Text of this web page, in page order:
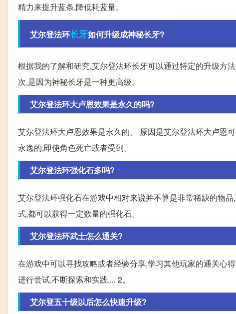
精力来提升蓝条,降低耗蓝量。
艾尔登法环长牙如何升级成神秘长牙?
根据我的了解和研究,艾尔登法环长牙可以通过特定的升级方
次,是因为神秘长牙是一种更高级。
艾尔登法环大卢恩效果是永久的吗?
艾尔登法环大卢恩效果是永久的。 原因是艾尔登法环大卢恩
永逸的,即使角色死亡或者受到。
艾尔登法环强化石多吗?
艾尔登法环强化石在游戏中相对来说并不算是非常稀缺的物
式,都可以获得一定数量的强化石。
艾尔登法环武士怎么通关?
在游戏中可以寻找攻略或者经验分享,学习其他玩家的通关心
进行尝试,不断探索和实践,... 2。
艾尔登五十级以后怎么快速升级?